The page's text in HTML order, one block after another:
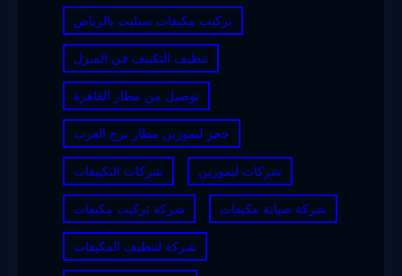
تركيب مكيفات سبليت بالرياض
تنظيف التكييف في المنزل
توصيل من مطار القاهرة
حجز ليموزين مطار برج العرب
شركات التكييفات شركات ليموزين
شركة تركيب مكيفات شركة صيانة مكيفات
شركة لتنظيف المكيفات